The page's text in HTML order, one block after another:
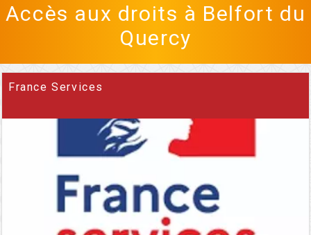
Accès aux droits à Belfort du
Quercy
France Services